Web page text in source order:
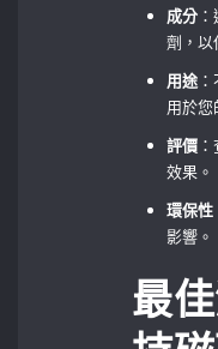
成分
劑，以
用途
用於您
評價
效果。
環保性
影響。
最